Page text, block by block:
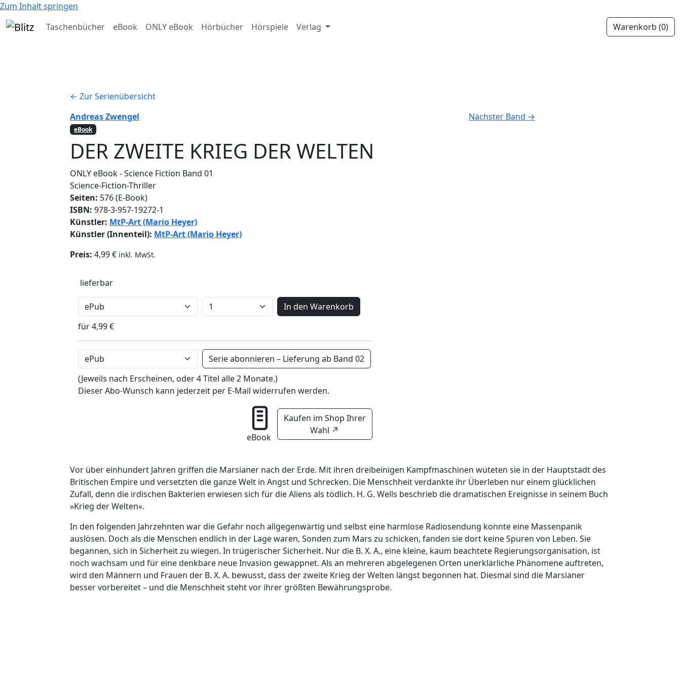
Zum Inhalt springen
Taschenbücher
eBook ONLY eBook Hörbücher Hörspiele Verlag Warenkorb (0)
← Zur Serienübersicht
Nächster Band →
Andreas Zwengel
eBook
DER ZWEITE KRIEG DER WELTEN
ONLY eBook - Science Fiction Band 01
Science-Fiction-Thriller
Seiten: 576 (E-Book)
ISBN: 978-3-957-19272-1
Künstler: MtP-Art (Mario Heyer)
Künstler (Innenteil): MtP-Art (Mario Heyer)
Preis: 4,99 € inkl. MwSt.
lieferbar
In den Warenkorb
für 4,99 €
Serie abonnieren – Lieferung ab Band 02
(Jeweils nach Erscheinen, oder 4 Titel alle 2 Monate.)
Dieser Abo-Wunsch kann jederzeit per E-Mail widerrufen werden.
eBook
Kaufen im Shop Ihrer
Wahl ↗
Vor über einhundert Jahren griffen die Marsianer nach der Erde. Mit ihren dreibeinigen Kampfmaschinen wüteten sie in der Hauptstadt des
Britischen Empire und versetzten die ganze Welt in Angst und Schrecken. Die Menschheit verdankte ihr Überleben nur einem glücklichen
Zufall, denn die irdischen Bakterien erwiesen sich für die Aliens als tödlich. H. G. Wells beschrieb die dramatischen Ereignisse in seinem Buch
»Krieg der Welten«.
In den folgenden Jahrzehnten war die Gefahr noch allgegenwärtig und selbst eine harmlose Radiosendung konnte eine Massenpanik
auslösen. Doch als die Menschen endlich in der Lage waren, Sonden zum Mars zu schicken, fanden sie dort keine Spuren von Leben. Sie
begannen, sich in Sicherheit zu wiegen. In trügerischer Sicherheit. Nur die B. X. A., eine kleine, kaum beachtete Regierungsorganisation, ist
noch wachsam und für eine denkbare neue Invasion gewappnet. Als an mehreren abgelegenen Orten unerklärliche Phänomene auftreten,
wird den Männern und Frauen der B. X. A. bewusst, dass der zweite Krieg der Welten längst begonnen hat. Diesmal sind die Marsianer
besser vorbereitet – und die Menschheit steht vor ihrer größten Bewährungsprobe.